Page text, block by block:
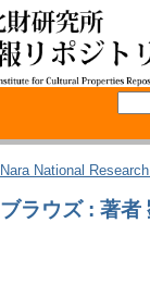
Nara National
ブラウズ : 著者